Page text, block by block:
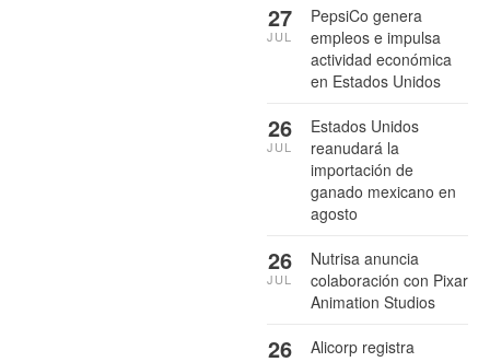
PepsiCo genera
empleos e impulsa
actividad económica
en Estados Unidos
27
JUL
Estados Unidos
reanudará la
importación de
ganado mexicano en
agosto
26
JUL
Nutrisa anuncia
colaboración con Pixar
Animation Studios
26
JUL
Alicorp registra
26